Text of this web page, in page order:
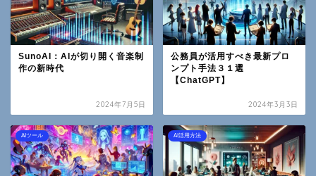
SunoAI：AIが切り開く音楽制
作の新時代
2024年7月5日
公務員が活用すべき最新プロ
ンプト手法３１選
【ChatGPT】
2024年3月3日
AIツール AI活用方法